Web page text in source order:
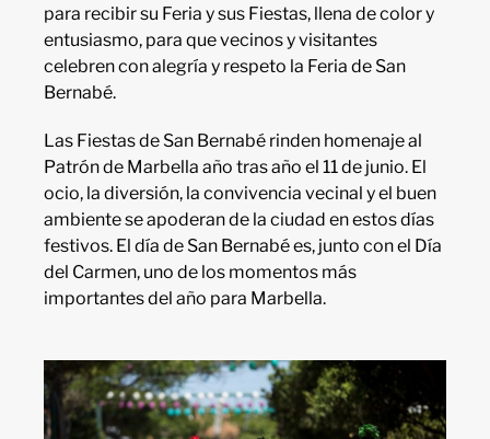
para recibir su Feria y sus Fiestas, llena de color y
entusiasmo, para que vecinos y visitantes
celebren con alegría y respeto la Feria de San
Bernabé.
Las Fiestas de San Bernabé rinden homenaje al
Patrón de Marbella año tras año el 11 de junio. El
ocio, la diversión, la convivencia vecinal y el buen
ambiente se apoderan de la ciudad en estos días
festivos. El día de San Bernabé es, junto con el Día
del Carmen, uno de los momentos más
importantes del año para Marbella.